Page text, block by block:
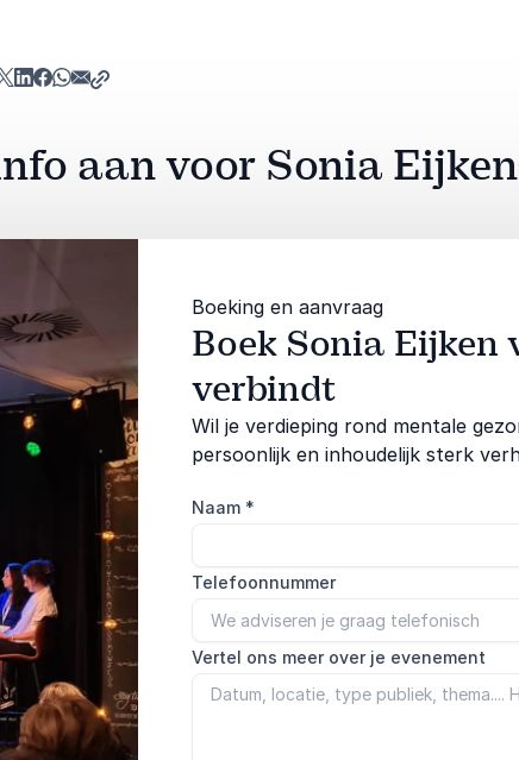
aan voor Sonia Eijken
Boeking en aanvraag
Boek Sonia Eijken
verbindt
Wil je verdieping rond mentale
persoonlijk en inhoudelijk sterk
Naam *
Telefoonnummer
Vertel ons meer over je evenement